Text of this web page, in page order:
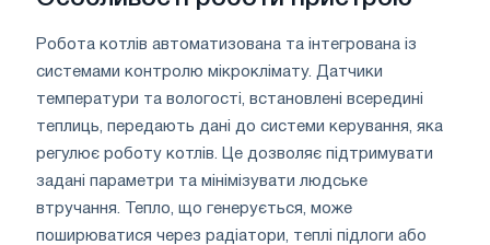
Робота котлів автоматизована та інтегрована із
системами контролю мікроклімату. Датчики
температури та вологості, встановлені всередині
теплиць, передають дані до системи керування, яка
регулює роботу котлів. Це дозволяє підтримувати
задані параметри та мінімізувати людське
втручання. Тепло, що генерується, може
поширюватися через радіатори, теплі підлоги або